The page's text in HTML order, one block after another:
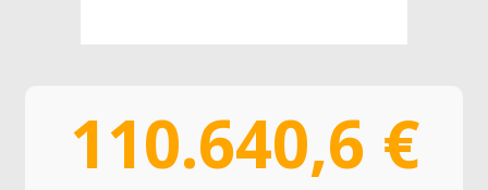
110.640,6 €